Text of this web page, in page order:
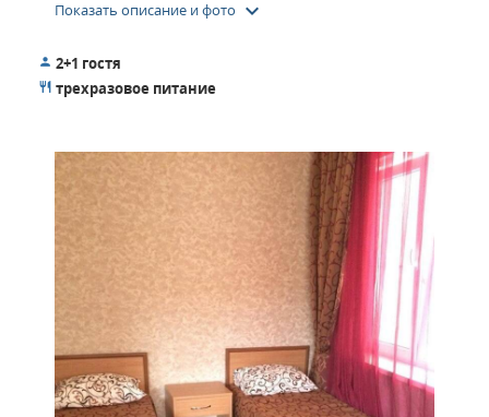
Показать описание и фото keyboard_arrow_down
2+1 гостя
трехразовое питание